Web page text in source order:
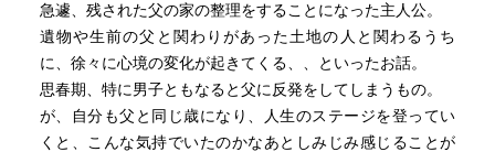
急遽、残された父の家の整理をすることになった主人公。
遺物や生前の父と関わりがあった土地の人と関わるうち
に、徐々に心境の変化が起きてくる、、といったお話。
思春期、特に男子ともなると父に反発をしてしまうもの。
が、自分も父と同じ歳になり、人生のステージを登ってい
くと、こんな気持でいたのかなあとしみじみ感じることが